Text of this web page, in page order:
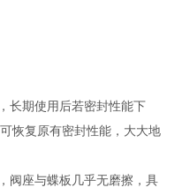
长期使用后若密封性能下
恢复原有密封性能，大大地
阀座与蝶板几乎无磨擦，具